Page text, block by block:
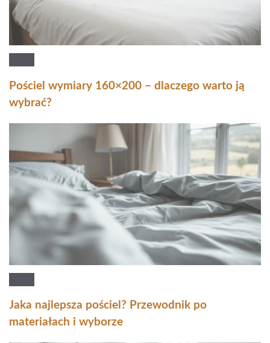
Pościel wymiary 160×200 – dlaczego warto ją
wybrać?
Jaka najlepsza pościel? Przewodnik po
materiałach i wyborze